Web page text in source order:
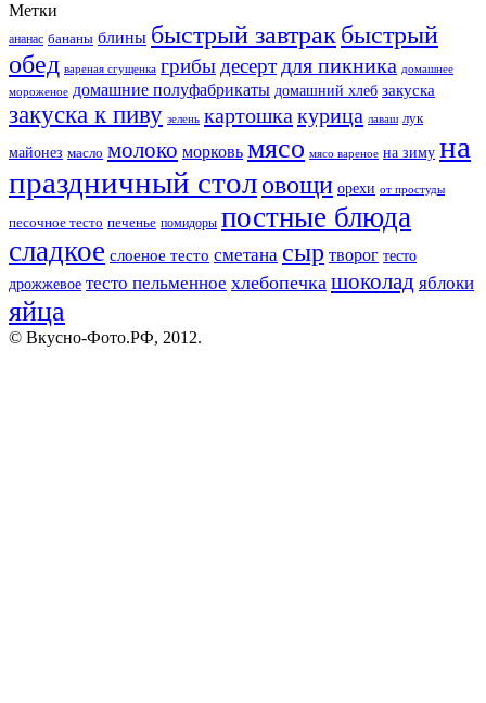
Метки
ананас бананы блины быстрый завтрак быстрый
обед вареная сгущенка грибы десерт для пикника домашнее
мороженое домашние полуфабрикаты домашний хлеб закуска
закуска к пиву зелень картошка курица лаваш лук
майонез масло молоко морковь мясо мясо вареное на зиму на
праздничный столовощи орехи от простуды
песочное тесто печенье помидоры постные блюда
сладкое слоеное тесто сметана сыр творог тесто
дрожжевое тесто пельменное хлебопечка шоколад яблоки
яйца
© Вкусно-Фото.РФ, 2012.